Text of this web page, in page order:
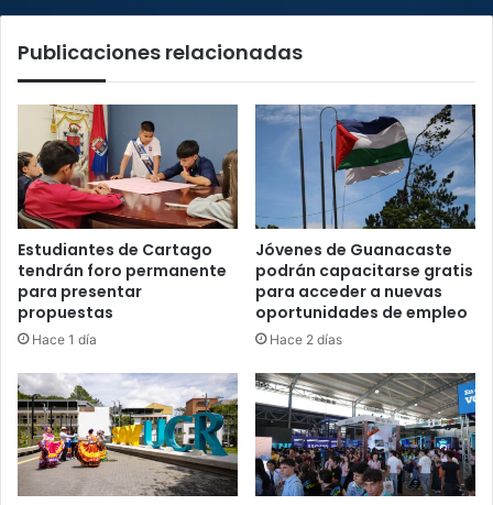
accidentes.
Publicaciones relacionadas
Estudiantes de Cartago
tendrán foro permanente
para presentar
propuestas
Hace 1 día
Jóvenes de Guanacaste
podrán capacitarse gratis
para acceder a nuevas
oportunidades de empleo
Hace 2 días